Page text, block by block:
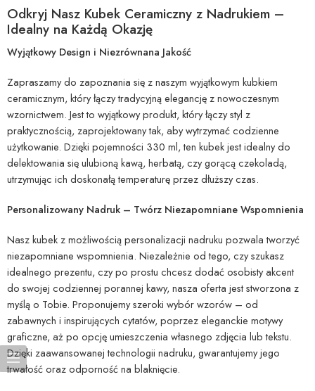
Odkryj Nasz Kubek Ceramiczny z Nadrukiem –
Idealny na Każdą Okazję
Wyjątkowy Design i Niezrównana Jakość
Zapraszamy do zapoznania się z naszym wyjątkowym kubkiem
ceramicznym, który łączy tradycyjną elegancję z nowoczesnym
wzornictwem. Jest to wyjątkowy produkt, który łączy styl z
praktycznością, zaprojektowany tak, aby wytrzymać codzienne
użytkowanie. Dzięki pojemności 330 ml, ten kubek jest idealny do
delektowania się ulubioną kawą, herbatą, czy gorącą czekoladą,
utrzymując ich doskonałą temperaturę przez dłuższy czas.
Personalizowany Nadruk – Twórz Niezapomniane Wspomnienia
Nasz kubek z możliwością personalizacji nadruku pozwala tworzyć
niezapomniane wspomnienia. Niezależnie od tego, czy szukasz
idealnego prezentu, czy po prostu chcesz dodać osobisty akcent
do swojej codziennej porannej kawy, nasza oferta jest stworzona z
myślą o Tobie. Proponujemy szeroki wybór wzorów – od
zabawnych i inspirujących cytatów, poprzez eleganckie motywy
graficzne, aż po opcję umieszczenia własnego zdjęcia lub tekstu.
Dzięki zaawansowanej technologii nadruku, gwarantujemy jego
trwałość oraz odporność na blaknięcie.